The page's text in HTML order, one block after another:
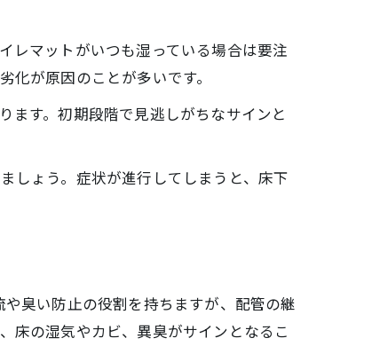
レマットがいつも湿っている場合は要注
が原因のことが多いです。
ます。初期段階で見逃しがちなサインと
しょう。症状が進行してしまうと、床下
臭い防止の役割を持ちますが、配管の継
床の湿気やカビ、異臭がサインとなるこ